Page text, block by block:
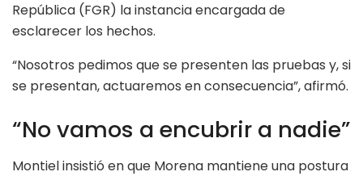
República (FGR) la instancia encargada de
esclarecer los hechos.
“Nosotros pedimos que se presenten las pruebas y, si
se presentan, actuaremos en consecuencia”, afirmó.
“No vamos a encubrir a nadie”
Montiel insistió en que Morena mantiene una postura